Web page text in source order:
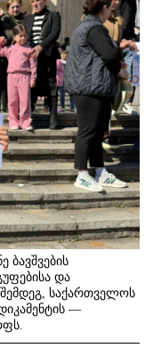
ბავშვების
და
საქართველოს
—